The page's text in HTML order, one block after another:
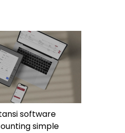
software
simple